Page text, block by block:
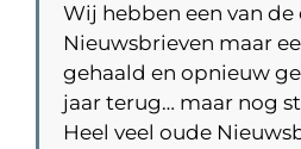
Wij hebben een van de
Nieuwsbrieven maar
gehaald en opnieuw
jaar terug… maar nog
Heel veel oude